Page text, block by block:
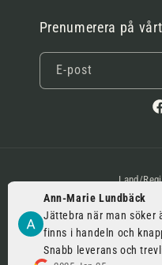
Ann-Marie Lundbäck
Jättebra när man söker äldre
finns i handeln och knappt
Snabb leverans och trevligt
Prenumerera på
E-post
Land/
Betalningsmetoder